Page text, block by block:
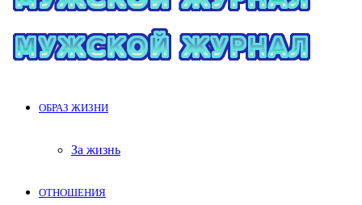
ОБРАЗ ЖИЗНИ
За жизнь
ОТНОШЕНИЯ